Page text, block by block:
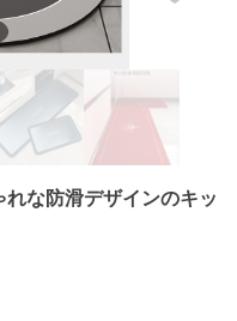
な防滑デザインのキッ